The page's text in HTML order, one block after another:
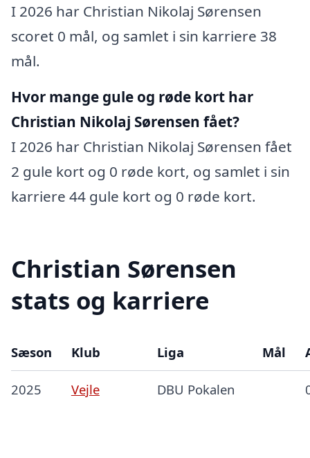
I 2026 har Christian Nikolaj Sørensen
scoret 0 mål, og samlet i sin karriere 38
mål.
Hvor mange gule og røde kort har
Christian Nikolaj Sørensen fået?
I 2026 har Christian Nikolaj Sørensen fået
2 gule kort og 0 røde kort, og samlet i sin
karriere 44 gule kort og 0 røde kort.
Christian Sørensen
stats og karriere
Sæson Klub Liga Mål
2025 Vejle DBU Pokalen